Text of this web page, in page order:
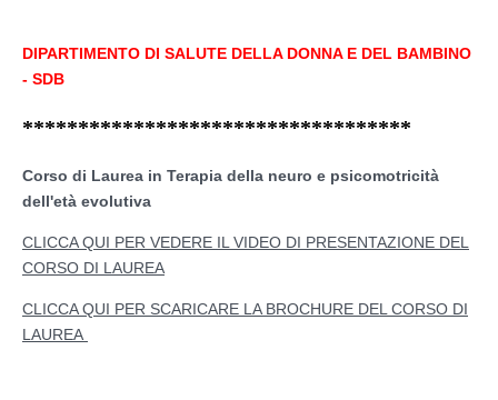
DIPARTIMENTO DI SALUTE DELLA DONNA E DEL BAMBINO
- SDB
***********************************
Corso di Laurea in Terapia della neuro e psicomotricità
dell'età evolutiva
CLICCA QUI PER VEDERE IL VIDEO DI PRESENTAZIONE DEL
CORSO DI LAUREA
CLICCA QUI PER SCARICARE LA BROCHURE DEL CORSO DI
LAUREA